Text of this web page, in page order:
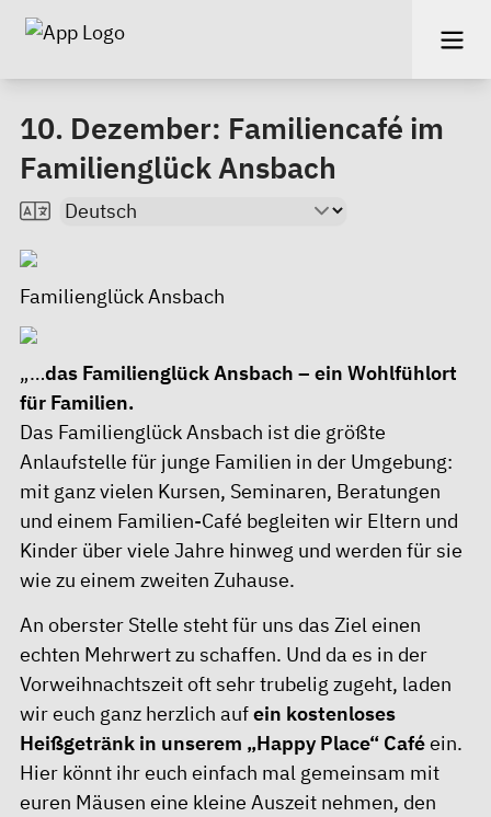
10. Dezember: Familiencafé im
Familienglück Ansbach
Familienglück Ansbach
„…das Familienglück Ansbach – ein Wohlfühlort
für Familien.
Das Familienglück Ansbach ist die größte
Anlaufstelle für junge Familien in der Umgebung:
mit ganz vielen Kursen, Seminaren, Beratungen
und einem Familien-Café begleiten wir Eltern und
Kinder über viele Jahre hinweg und werden für sie
wie zu einem zweiten Zuhause.
An oberster Stelle steht für uns das Ziel einen
echten Mehrwert zu schaffen. Und da es in der
Vorweihnachtszeit oft sehr trubelig zugeht, laden
wir euch ganz herzlich aufein kostenloses
Heißgetränk in unserem „Happy Place“ Caféein.
Hier könnt ihr euch einfach mal gemeinsam mit
euren Mäusen eine kleine Auszeit nehmen, den